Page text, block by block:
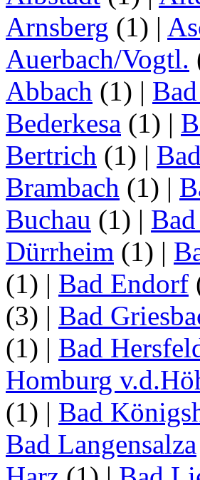
Arnsberg (1) |
Auerbach/Vogtl.
Abbach (1) |
Bederkesa (1) |
Bertrich (1) |
Brambach (1) |
Buchau (1) |
Dürrheim (1) |
(1) | Bad Endorf
(3) | Bad
(1) | Bad
Homburg
(1) | Bad
Bad Langensalza